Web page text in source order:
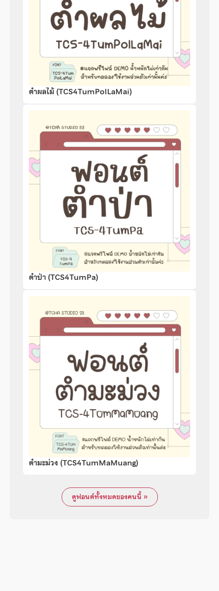
ตำผลไม้ (TCS4TumPolLaMai)
ตำป่า (TCS4TumPa)
ตำมะม่วง (TCS4TumMaMuang)
ดูฟอนต์ทั้งหมดของคนนี้ »